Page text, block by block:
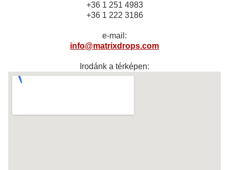
+36 1 251 4983
+36 1 222 3186
e-mail:
info@matrixdrops.com
Irodánk a térképen: